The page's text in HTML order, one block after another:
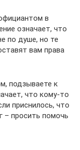
в
означает, что
по душе, но те
вам права
подзываете к
что кому-то
приснилось, что
– просить помочь